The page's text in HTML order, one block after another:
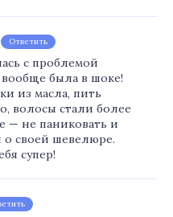
Ответить
с проблемой
была в шоке!
из масла, пить
волосы стали более
— не паниковать и
о своей шевелюре.
супер!